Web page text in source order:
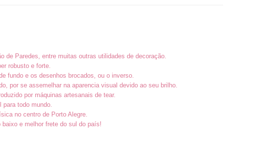
de Paredes, entre muitas outras utilidades de decoração.
robusto e forte.
fundo e os desenhos brocados, ou o inverso.
por se assemelhar na aparencia visual devido ao seu brilho.
por máquinas artesanais de tear.
todo mundo.
no centro de Porto Alegre.
e melhor frete do sul do país!